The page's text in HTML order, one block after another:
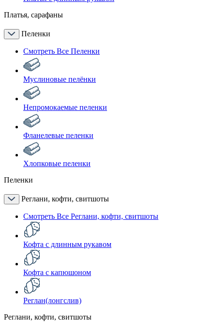
Платья, сарафаны
Пеленки
Смотреть Все Пеленки
Муслиновые пелёнки
Непромокаемые пеленки
Фланелевые пеленки
Хлопковые пеленки
Пеленки
Реглани, кофти, свитшоты
Смотреть Все Реглани, кофти, свитшоты
Кофта с длинным рукавом
Кофта с капюшоном
Реглан(лонгслив)
Реглани, кофти, свитшоты